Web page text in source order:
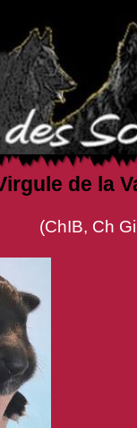
de la
Orion